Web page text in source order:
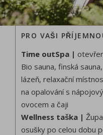
PRO VAŠI
Time outSpa |
Bio sauna, finská
lázeň, relaxační
na opalování s
ovocem a čaji
Wellness taška |
osušky po celou dobu